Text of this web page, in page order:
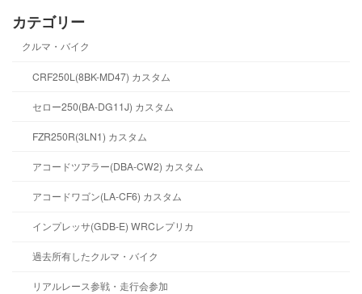
カテゴリー
クルマ・バイク
CRF250L(8BK-MD47) カスタム
セロー250(BA-DG11J) カスタム
FZR250R(3LN1) カスタム
アコードツアラー(DBA-CW2) カスタム
アコードワゴン(LA-CF6) カスタム
インプレッサ(GDB-E) WRCレプリカ
過去所有したクルマ・バイク
リアルレース参戦・走行会参加